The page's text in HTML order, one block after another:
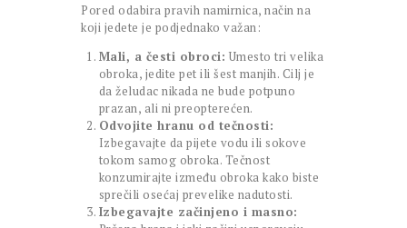
Pored odabira pravih namirnica, način na
koji jedete je podjednako važan:
Mali, a česti obroci: Umesto tri velika
obroka, jedite pet ili šest manjih. Cilj je
da želudac nikada ne bude potpuno
prazan, ali ni preopterećen.
Odvojite hranu od tečnosti:
Izbegavajte da pijete vodu ili sokove
tokom samog obroka. Tečnost
konzumirajte između obroka kako biste
sprečili osećaj prevelike nadutosti.
Izbegavajte začinjeno i masno: